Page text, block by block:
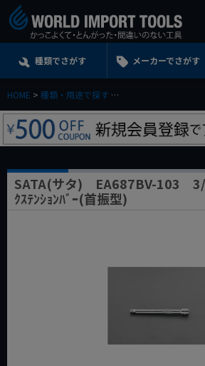
種類でさがす メーカーでさがす
HOME 種類・用途で探す
SATA(サタ) EA687BV-103
ｸｽﾃﾝｼｮﾝﾊﾞｰ(首振型)